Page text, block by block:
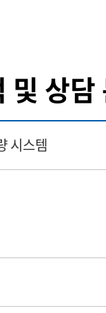
및 상담
시스템